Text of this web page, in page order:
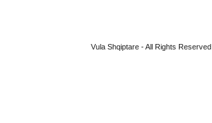
Vula Shqiptare - All Rights Reserved